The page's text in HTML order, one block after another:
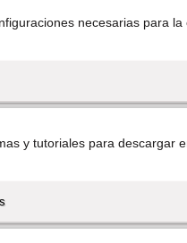
necesarias para
y tutoriales para descargar